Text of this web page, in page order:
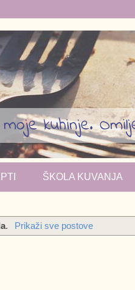
kuhinje.
ŠKOLA KUVANJA
. Prikaži sve postove